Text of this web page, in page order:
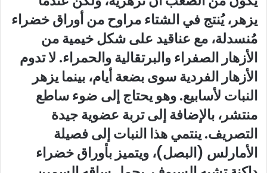
يزهر، يُنتج في الشتاء مراوح من أوراق خضراء
مُنسدلة، مع عناقيد على شكل خيمية من
الأزهار الصفراء والبرتقالية والحمراء. لا تدوم
الأزهار الفردية سوى بضعة أيام، بينما يزهر
النبات لأسابيع. وهو يحتاج إلى ضوء ساطع
منتشر، بالإضافة إلى تربة عضوية جيدة
التصريف. ينتمي هذا النبات إلى فصيلة
الأمارلس (البصل)، ويتميز بأوراق خضراء